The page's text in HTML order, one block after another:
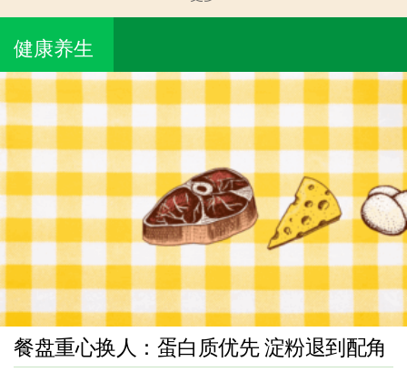
健康养生
餐盘重心换人：蛋白质优先 淀粉退到配角